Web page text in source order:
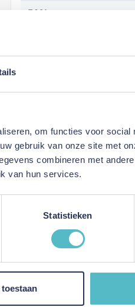
om functies voor social
gebruik van onze site met
combineren met
van hun services.
Statistieken
EAN